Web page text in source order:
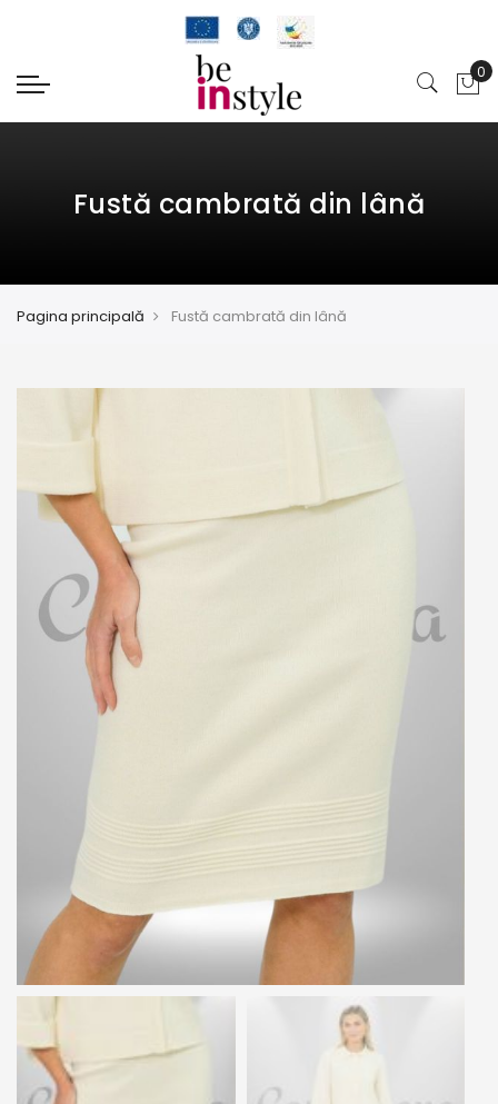
Fustă cambrată din lână
Pagina principală Fustă cambrată din lână